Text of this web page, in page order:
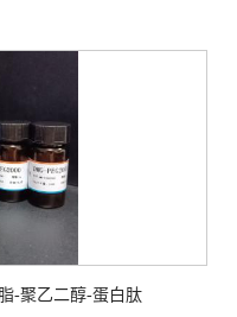
-聚乙二醇-蛋白肽